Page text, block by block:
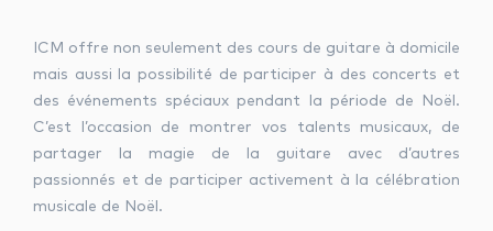
ICM offre non seulement des cours de guitare à domicile
mais aussi la possibilité de participer à des concerts et
des événements spéciaux pendant la période de Noël.
C’est l’occasion de montrer vos talents musicaux, de
partager la magie de la guitare avec d’autres
passionnés et de participer activement à la célébration
musicale de Noël.